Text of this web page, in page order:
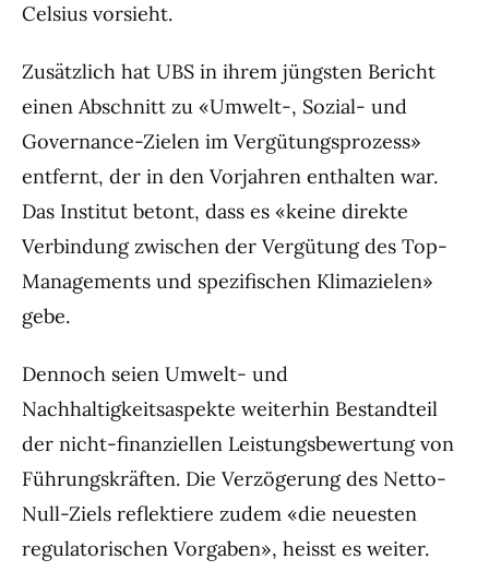
Celsius vorsieht.
Zusätzlich hat UBS in ihrem jüngsten Bericht
einen Abschnitt zu «Umwelt-, Sozial- und
Governance-Zielen im Vergütungsprozess»
entfernt, der in den Vorjahren enthalten war.
Das Institut betont, dass es «keine direkte
Verbindung zwischen der Vergütung des Top-
Managements und spezifischen Klimazielen»
gebe.
Dennoch seien Umwelt- und
Nachhaltigkeitsaspekte weiterhin Bestandteil
der nicht-finanziellen Leistungsbewertung von
Führungskräften. Die Verzögerung des Netto-
Null-Ziels reflektiere zudem «die neuesten
regulatorischen Vorgaben», heisst es weiter.